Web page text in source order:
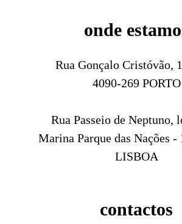
onde
Rua Gonçalo Cristóvão,
4090-269 PORTO
Rua Passeio de Neptuno,
Marina Parque das Nações -
LISBOA
contactos